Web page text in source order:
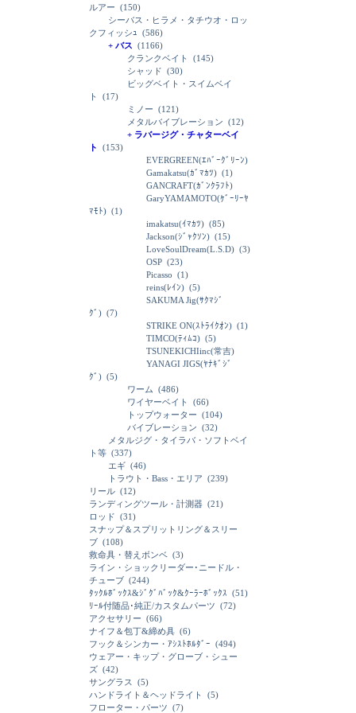
ルアー (150)
シーバス・ヒラメ・タチウオ・ロッ
クフィッシｭ (586)
+ バス (1166)
クランクベイト
(145)
シャッド (30)
ビッグベイト・スイムベイ
ト
(17)
ミノー (121)
メタルバイブレーション (12)
+ ラバージグ・チャターベイ
ト
(153)
EVERGREEN(ｴﾊﾞｰｸﾞﾘｰﾝ)
Gamakatsu(ｶﾞﾏｶﾂ) (1)
GANCRAFT(ｶﾞﾝｸﾗﾌﾄ)
GaryYAMAMOTO(ｹﾞｰﾘｰﾔ
ﾏﾓﾄ) (1)
imakatsu(ｲﾏｶﾂ) (85)
Jackson(ｼﾞｬｸｿﾝ) (15)
LoveSoulDream(L.S.D) (3)
OSP (23)
Picasso (1)
reins(ﾚｲﾝ) (5)
SAKUMA Jig(ｻｸﾏｼﾞ
ｸﾞ) (7)
STRIKE ON(ｽﾄﾗｲｸｵﾝ) (1)
TIMCO(ﾃｨﾑｺ) (5)
TSUNEKICHIinc(常吉)
YANAGI JIGS(ﾔﾅｷﾞｼﾞ
ｸﾞ) (5)
ワーム (486)
ワイヤーベイト
(66)
トップウォーター (104)
バイブレーション (32)
メタルジグ・タイラバ・ソフトベイ
ト等 (337)
エギ (46)
トラウト・Bass・エリア (239)
リール (12)
ランディングツール・計測器 (21)
ロッド (31)
スナップ＆スプリットリング＆スリー
ブ (108)
救命具・替えボンベ (3)
ライン・ショックリーダー･ニードル・
チューブ (244)
ﾀｯｸﾙﾎﾞｯｸｽ&ｼﾞｸﾞﾊﾞｯｸ&ｸｰﾗｰﾎﾞｯｸｽ (51)
ﾘｰﾙ付随品･純正/カスタムパーツ (72)
アクセサリー (66)
ナイフ＆包丁&締め具 (6)
フック＆シンカー・ｱｼｽﾄﾎﾙﾀﾞｰ (494)
ウェアー・キップ・グローブ・シュー
ズ (42)
サングラス
(5)
ハンドライト＆ヘッドライト
(5)
フローター・パーツ (7)